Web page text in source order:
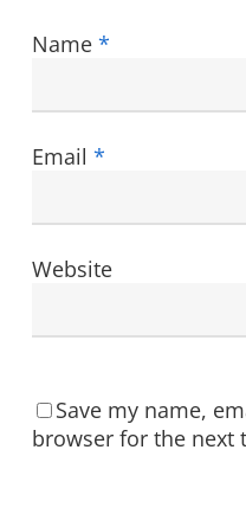
Name *
Email *
Website
Save my name,
browser for the next